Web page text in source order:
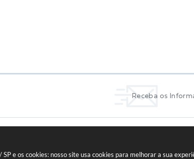
SP e os cookies: nosso site usa cookies para melhorar a sua
Receba os